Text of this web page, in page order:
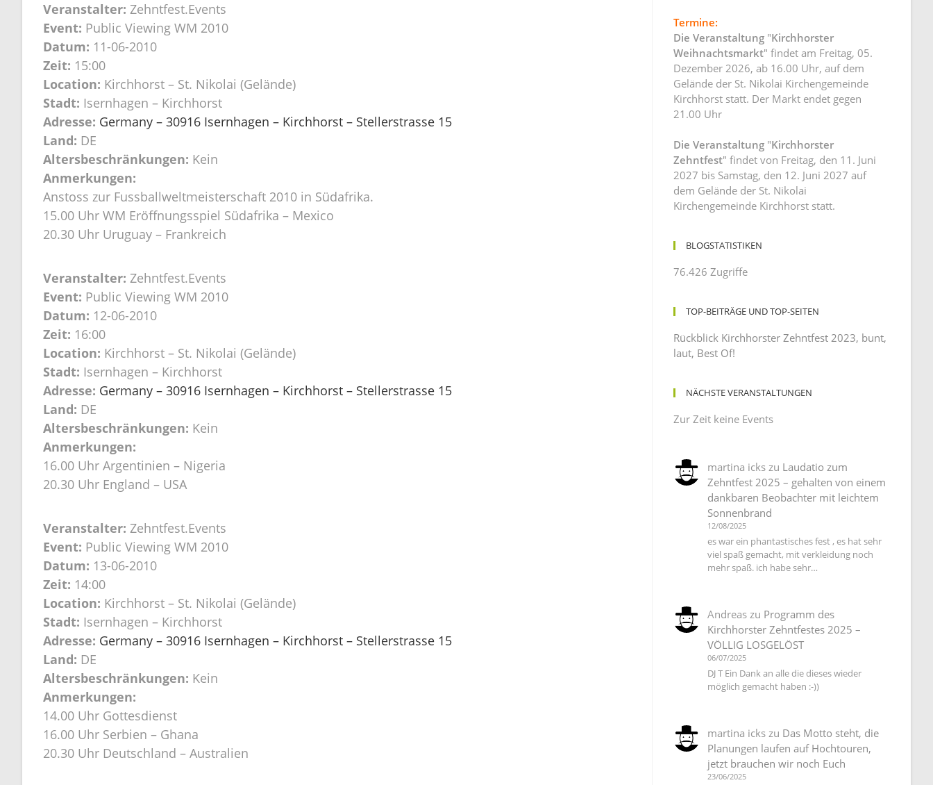
Veranstalter: Zehntfest.Events
Event: Public Viewing WM 2010
Datum: 11-06-2010
Zeit: 15:00
Location: Kirchhorst – St. Nikolai (Gelände)
Stadt: Isernhagen – Kirchhorst
Adresse: Germany – 30916 Isernhagen – Kirchhorst – Stellerstrasse 15
Land: DE
Altersbeschränkungen: Kein
Anmerkungen:
Anstoss zur Fussballweltmeisterschaft 2010 in Südafrika.
15.00 Uhr WM Eröffnungsspiel Südafrika – Mexico
20.30 Uhr Uruguay – Frankreich
Veranstalter: Zehntfest.Events
Event: Public Viewing WM 2010
Datum: 12-06-2010
Zeit: 16:00
Location: Kirchhorst – St. Nikolai (Gelände)
Stadt: Isernhagen – Kirchhorst
Adresse: Germany – 30916 Isernhagen – Kirchhorst – Stellerstrasse 15
Land: DE
Altersbeschränkungen: Kein
Anmerkungen:
16.00 Uhr Argentinien – Nigeria
20.30 Uhr England – USA
Veranstalter: Zehntfest.Events
Event: Public Viewing WM 2010
Datum: 13-06-2010
Zeit: 14:00
Location: Kirchhorst – St. Nikolai (Gelände)
Stadt: Isernhagen – Kirchhorst
Adresse: Germany – 30916 Isernhagen – Kirchhorst – Stellerstrasse 15
Land: DE
Altersbeschränkungen: Kein
Anmerkungen:
14.00 Uhr Gottesdienst
16.00 Uhr Serbien – Ghana
20.30 Uhr Deutschland – Australien
Termine:
Die Veranstaltung "Kirchhorster
Weihnachtsmarkt" findet am Freitag, 05.
Dezember 2026, ab 16.00 Uhr, auf dem
Gelände der St. Nikolai Kirchengemeinde
Kirchhorst statt. Der Markt endet gegen
21.00 Uhr
Die Veranstaltung "Kirchhorster
Zehntfest" findet von Freitag, den 11. Juni
2027 bis Samstag, den 12. Juni 2027 auf
dem Gelände der St. Nikolai
Kirchengemeinde Kirchhorst statt.
BLOGSTATISTIKEN
76.426 Zugriffe
TOP-BEITRÄGE UND TOP-SEITEN
Rückblick Kirchhorster Zehntfest 2023, bunt,
laut, Best Of!
NÄCHSTE VERANSTALTUNGEN
Zur Zeit keine Events
martina icks zu Laudatio zum
Zehntfest 2025 – gehalten von einem
dankbaren Beobachter mit leichtem
Sonnenbrand
12/08/2025
es war ein phantastisches fest , es hat sehr
viel spaß gemacht, mit verkleidung noch
mehr spaß. ich habe sehr…
Andreas zu Programm des
Kirchhorster Zehntfestes 2025 –
VÖLLIG LOSGELÖST
06/07/2025
DJ T Ein Dank an alle die dieses wieder
möglich gemacht haben :-))
martina icks zu Das Motto steht, die
Planungen laufen auf Hochtouren,
jetzt brauchen wir noch Euch
23/06/2025